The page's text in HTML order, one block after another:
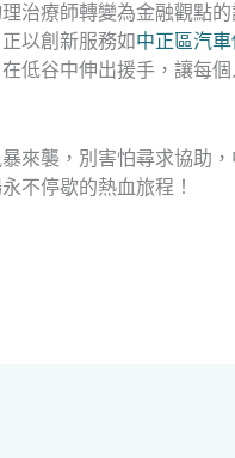
治療師轉變為金融觀點
以創新服務如中正區汽
低谷中伸出援手，讓每個
來襲，別害怕尋求協助，
不停歇的熱血旅程！